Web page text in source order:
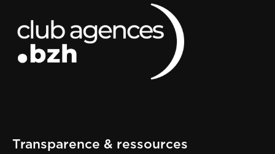
Transparence & ressources